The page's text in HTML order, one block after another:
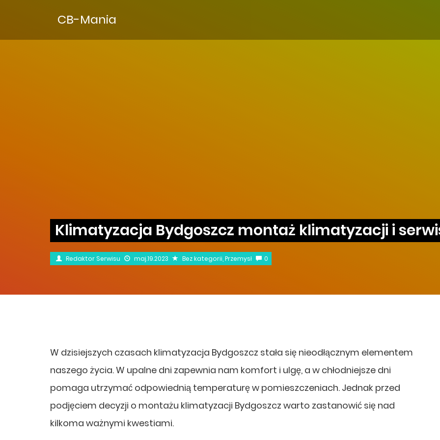
CB-Mania
Klimatyzacja Bydgoszcz montaż klimatyzacji i
Redaktor Serwisu maj.19.2023 Bez kategorii Przemysł 0
W dzisiejszych czasach klimatyzacja Bydgoszcz stała się nieodłącznym elementem
naszego życia. W upalne dni zapewnia nam komfort i ulgę, a w chłodniejsze dni
pomaga utrzymać odpowiednią temperaturę w pomieszczeniach. Jednak przed
podjęciem decyzji o montażu klimatyzacji Bydgoszcz warto zastanowić się nad
kilkoma ważnymi kwestiami.